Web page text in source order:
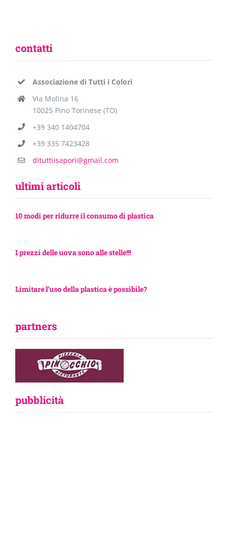
contatti
Associazione di Tutti i Colori
Via Molina 16
10025 Pino Torinese (TO)
+39 340 1404704
+39 335 7423428
dituttiisapori@gmail.com
ultimi articoli
10 modi per ridurre il consumo di plastica
I prezzi delle uova sono alle stelle!!!
Limitare l’uso della plastica è possibile?
partners
pubblicità